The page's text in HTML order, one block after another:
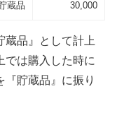
蔵品 30,000
蔵品』として計上
では購入した時に
『貯蔵品』に振り